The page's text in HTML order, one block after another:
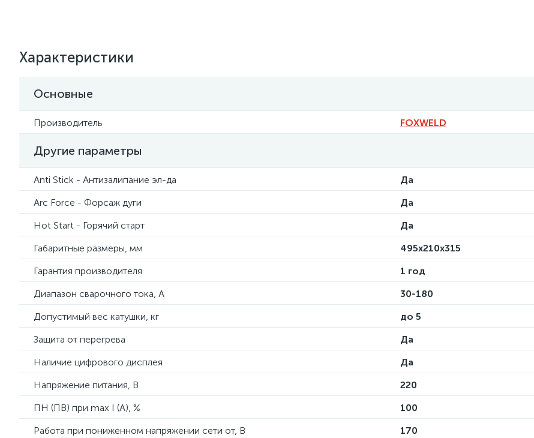
Характеристики
Основные
Производитель FOXWELD
Другие параметры
Anti Stick - Антизалипание эл-да
Да
Arc Force - Форсаж дуги
Да
Hot Start - Горячий старт
Да
Габаритные размеры, мм
495x210x315
Гарантия производителя
1 год
Диапазон сварочного тока, А
30-180
Допустимый вес катушки, кг
до 5
Защита от перегрева
Да
Наличие цифрового дисплея
Да
Напряжение питания, В
220
ПН (ПВ) при max I (A), %
100
Работа при пониженном напряжении сети от, В
170